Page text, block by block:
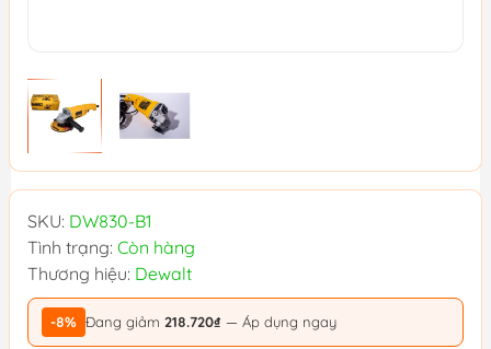
SKU: DW830-B1
Tình trạng: Còn hàng
Thương hiệu: Dewalt
-8% Đang giảm 218.720₫ — Áp dụng ngay